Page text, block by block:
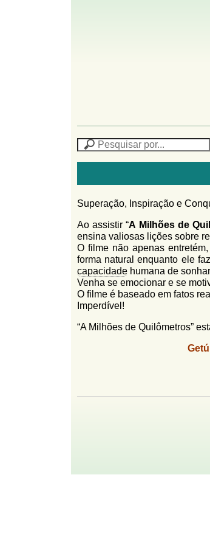
l
f
i
n
h
o
N
L
o
M
n
u
F
r
m
u
l
á
r
i
o
u
e
i
a
n
o
G
o
l
f
i
h
Superação, Inspiração e
Ao assistir “A Milhões de
ensina valiosas lições sobre
O filme não apenas
forma natural enquanto ele
capacidade humana de
Venha se emocionar e se
O filme é baseado em fatos
Imperdível!
“A Milhões de Quilômetros”